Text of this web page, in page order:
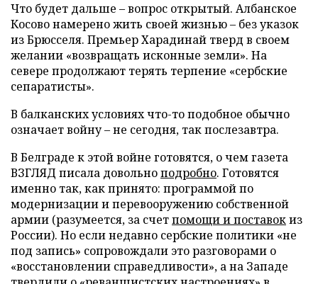
Что будет дальше – вопрос открытый. Албанское
Косово намерено жить своей жизнью – без указок
из Брюсселя. Премьер Харадинай тверд в своем
желании «возвращать исконные земли». На
севере продолжают терять терпение «сербские
сепаратисты».
В балканских условиях что-то подобное обычно
означает войну – не сегодня, так послезавтра.
В Белграде к этой войне готовятся, о чем газета
ВЗГЛЯД писала довольноподробно. Готовятся
именно так, как принято: программой по
модернизации и перевооружению собственной
армии (разумеется, за счетпомощи и поставокиз
России). Но если недавно сербские политики «не
под запись» сопровождали это разговорами о
«восстановлении справедливости», а на Западе